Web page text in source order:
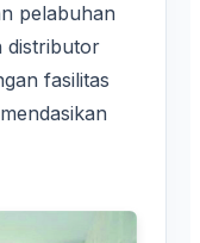
pelabuhan
distributor
fasilitas